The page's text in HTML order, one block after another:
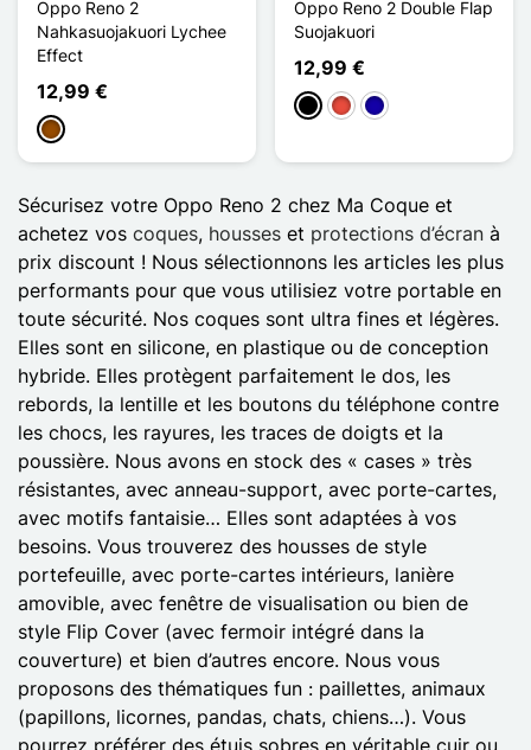
Oppo Reno 2
Nahkasuojakuori Lychee
Effect
12,99 €
Ruskea
Oppo Reno 2 Double Flap
Suojakuori
12,99 €
MustaPunainenBleu Foncé
Sécurisez votre Oppo Reno 2 chez Ma Coque et
achetez vos coques, housses et protections d’écran à
prix discount ! Nous sélectionnons les articles les plus
performants pour que vous utilisiez votre portable en
toute sécurité. Nos coques sont ultra fines et légères.
Elles sont en silicone, en plastique ou de conception
hybride. Elles protègent parfaitement le dos, les
rebords, la lentille et les boutons du téléphone contre
les chocs, les rayures, les traces de doigts et la
poussière. Nous avons en stock des « cases » très
résistantes, avec anneau-support, avec porte-cartes,
avec motifs fantaisie… Elles sont adaptées à vos
besoins. Vous trouverez des housses de style
portefeuille, avec porte-cartes intérieurs, lanière
amovible, avec fenêtre de visualisation ou bien de
style Flip Cover (avec fermoir intégré dans la
couverture) et bien d’autres encore. Nous vous
proposons des thématiques fun : paillettes, animaux
(papillons, licornes, pandas, chats, chiens…). Vous
pourrez préférer des étuis sobres en véritable cuir ou